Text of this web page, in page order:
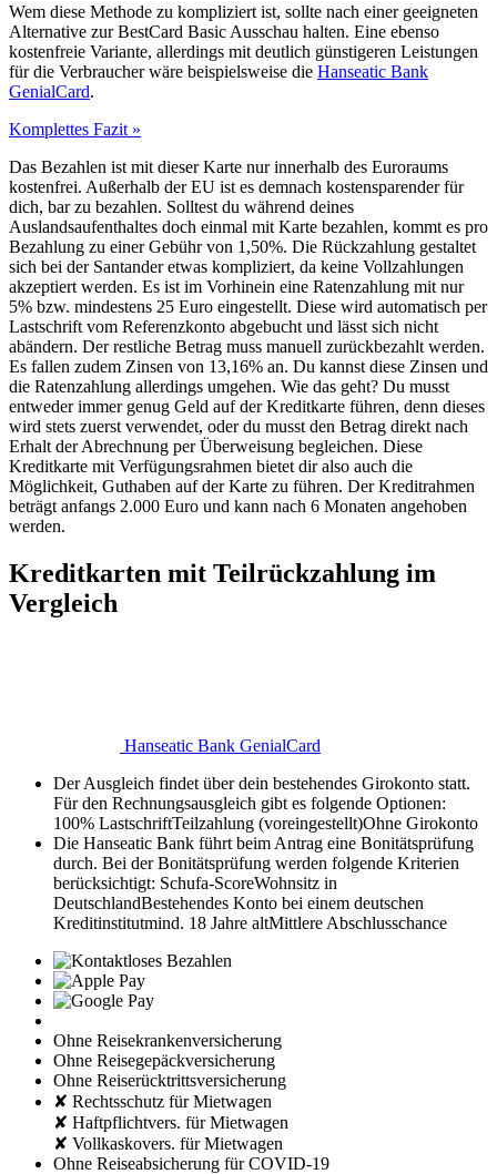
Wem diese Methode zu kompliziert ist, sollte nach einer geeigneten
Alternative zur BestCard Basic Ausschau halten. Eine ebenso
kostenfreie Variante, allerdings mit deutlich günstigeren Leistungen
für die Verbraucher wäre beispielsweise die Hanseatic Bank
GenialCard.
Komplettes Fazit »
Das Bezahlen ist mit dieser Karte nur innerhalb des Euroraums
kostenfrei. Außerhalb der EU ist es demnach kostensparender für
dich, bar zu bezahlen. Solltest du während deines
Auslandsaufenthaltes doch einmal mit Karte bezahlen, kommt es pro
Bezahlung zu einer Gebühr von 1,50%. Die Rückzahlung gestaltet
sich bei der Santander etwas kompliziert, da keine Vollzahlungen
akzeptiert werden. Es ist im Vorhinein eine Ratenzahlung mit nur
5% bzw. mindestens 25 Euro eingestellt. Diese wird automatisch per
Lastschrift vom Referenzkonto abgebucht und lässt sich nicht
abändern. Der restliche Betrag muss manuell zurückbezahlt werden.
Es fallen zudem Zinsen von 13,16% an. Du kannst diese Zinsen und
die Ratenzahlung allerdings umgehen. Wie das geht? Du musst
entweder immer genug Geld auf der Kreditkarte führen, denn dieses
wird stets zuerst verwendet, oder du musst den Betrag direkt nach
Erhalt der Abrechnung per Überweisung begleichen. Diese
Kreditkarte mit Verfügungsrahmen bietet dir also auch die
Möglichkeit, Guthaben auf der Karte zu führen. Der Kreditrahmen
beträgt anfangs 2.000 Euro und kann nach 6 Monaten angehoben
werden.
Kreditkarten mit Teilrückzahlung im
Vergleich
Hanseatic Bank GenialCard
Der Ausgleich findet über dein bestehendes Girokonto statt.
Für den Rechnungsausgleich gibt es folgende Optionen:
100% LastschriftTeilzahlung (voreingestellt)Ohne Girokonto
Die Hanseatic Bank führt beim Antrag eine Bonitätsprüfung
durch. Bei der Bonitätsprüfung werden folgende Kriterien
berücksichtigt: Schufa-ScoreWohnsitz in
DeutschlandBestehendes Konto bei einem deutschen
Kreditinstitutmind. 18 Jahre altMittlere Abschlusschance
Ohne Reisekrankenversicherung
Ohne Reisegepäckversicherung
Ohne Reiserücktrittsversicherung
✘ Rechtsschutz für Mietwagen
✘ Haftpflichtvers. für Mietwagen
✘ Vollkaskovers. für Mietwagen
Ohne Reiseabsicherung für COVID-19